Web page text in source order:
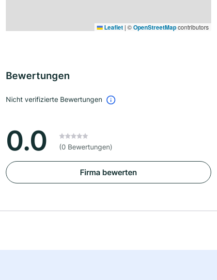
Leaflet | ©OpenStreetMapcontributors
Bewertungen
Nicht verifizierte Bewertungen
0.0 (0 Bewertungen)
Firma bewerten